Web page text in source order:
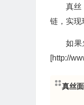
真丝
链，实现
如
[http://
真丝